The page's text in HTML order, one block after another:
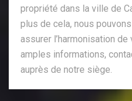
propriété dans la ville de
plus de cela, nous
assurer l’harmonisation
amples informations,
auprès de notre siège.